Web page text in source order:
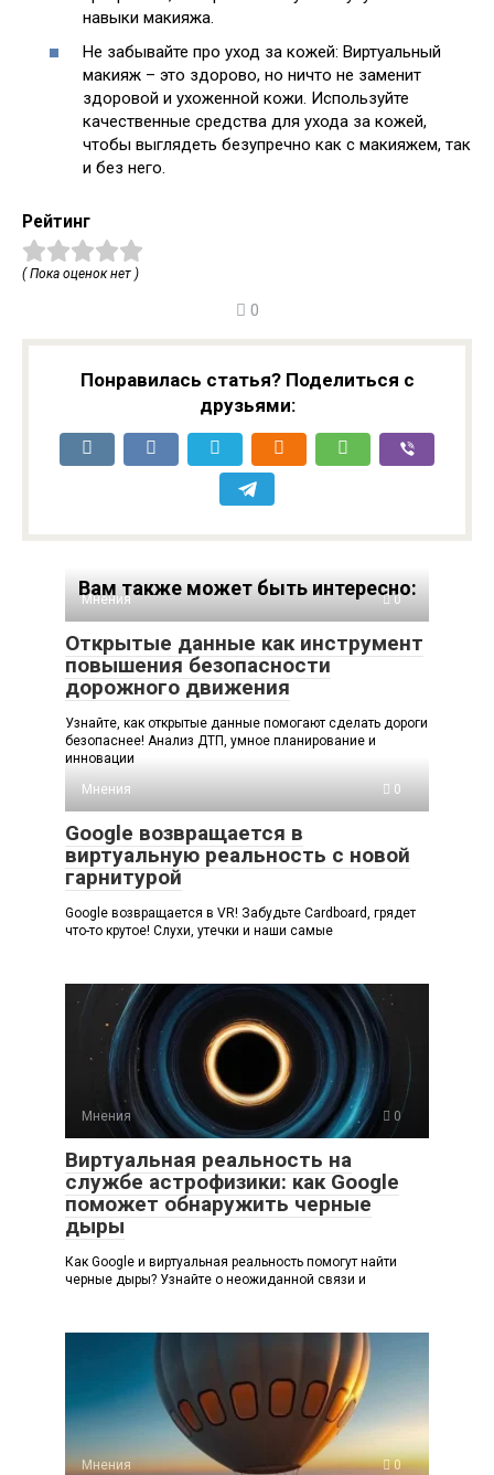
навыки макияжа.
Не забывайте про уход за кожей: Виртуальный
макияж – это здорово, но ничто не заменит
здоровой и ухоженной кожи. Используйте
качественные средства для ухода за кожей,
чтобы выглядеть безупречно как с макияжем, так
и без него.
Рейтинг
( Пока оценок нет )
0
Понравилась статья? Поделиться с
друзьями:
Вам также может быть интересно:
Мнения 0
Открытые данные как инструмент
повышения безопасности
дорожного движения
Узнайте, как открытые данные помогают сделать дороги
безопаснее! Анализ ДТП, умное планирование и
инновации
Мнения
0
Google возвращается в
виртуальную реальность с новой
гарнитурой
Google возвращается в VR! Забудьте Cardboard, грядет
что-то крутое! Слухи, утечки и наши самые
Мнения 0
Виртуальная реальность на
службе астрофизики: как Google
поможет обнаружить черные
дыры
Как Google и виртуальная реальность помогут найти
черные дыры? Узнайте о неожиданной связи и
Мнения 0